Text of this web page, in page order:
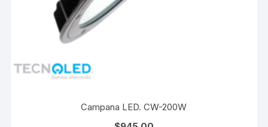
Campana LED. CW-200W